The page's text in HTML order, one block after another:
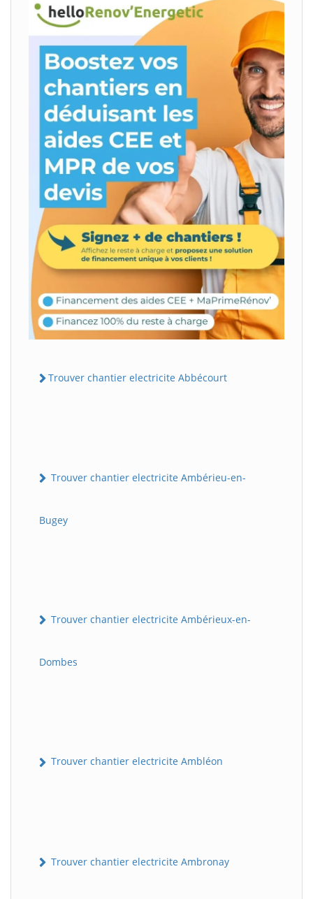
Trouver chantier electricite Abbécourt
Trouver chantier electricite Ambérieu-en-
Bugey
Trouver chantier electricite Ambérieux-en-
Dombes
Trouver chantier electricite Ambléon
Trouver chantier electricite Ambronay